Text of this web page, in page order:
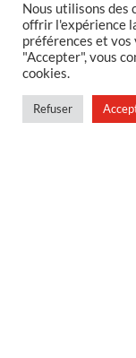
Nous utilisons des
offrir l'expérience
préférences et
"Accepter", vous
cookies.
Refuser